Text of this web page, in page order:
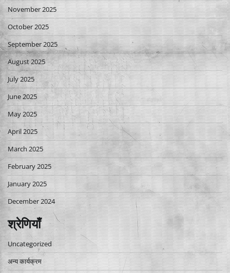
November 2025
October 2025
September 2025
August 2025
July 2025
June 2025
May 2025
April 2025
March 2025
February 2025
January 2025
December 2024
श्रेणियाँ
Uncategorized
अन्य कार्यक्रम